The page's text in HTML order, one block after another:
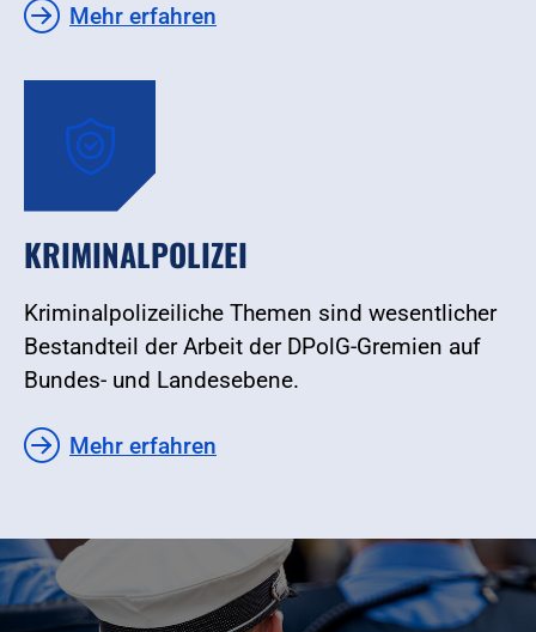
Mehr erfahren
KRIMINALPOLIZEI
Kriminalpolizeiliche Themen sind wesentlicher
Bestandteil der Arbeit der DPolG-Gremien auf
Bundes- und Landesebene.
Mehr erfahren